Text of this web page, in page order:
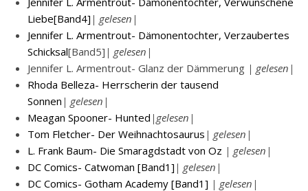
Liebe[Band4] | gelesen|
Jennifer L. Armentrout- Dämonentochter, Verzaubertes
Schicksal[Band5] | gelesen|
Jennifer L. Armentrout- Glanz der Dämmerung | gelesen|
Rhoda Belleza- Herrscherin der tausend
Sonnen | gelesen|
Meagan Spooner- Hunted |gelesen|
Tom Fletcher- Der Weihnachtosaurus | gelesen|
L. Frank Baum- Die Smaragdstadt von Oz | gelesen|
DC Comics- Catwoman [Band1] | gelesen|
DC Comics- Gotham Academy [Band1] | gelesen|